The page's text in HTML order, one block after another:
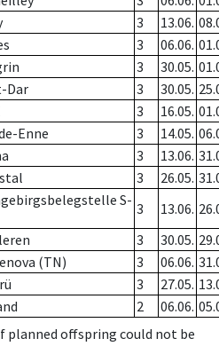
3 13.06.
3 06.06.
3 30.05.
Dar 3 30.05.
3 16.05.
Enne 3 14.05.
3 13.06.
3 26.05.
S- 3 13.06.
3 30.05.
(TN) 3 06.06.
3 27.05.
2 06.06.
planned offspring could not be